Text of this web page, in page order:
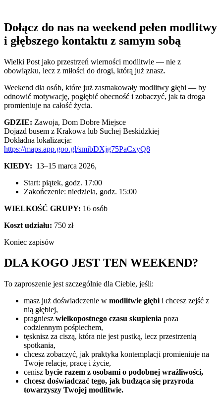
Dołącz do nas na weekend pełen modlitwy
i głębszego kontaktu z samym sobą
Wielki Post jako przestrzeń wierności modlitwie — nie z
obowiązku, lecz z miłości do drogi, którą już znasz.
Weekend dla osób, które już zasmakowały modlitwy głębi — by
odnowić motywację, pogłębić obecność i zobaczyć, jak ta droga
promieniuje na całość życia.
GDZIE: Zawoja, Dom Dobre Miejsce
Dojazd busem z Krakowa lub Suchej Beskidzkiej
Dokładna lokalizacja:
https://maps.app.goo.gl/smibDXjg75PaCxyQ8
KIEDY: 13–15 marca 2026,
Start: piątek, godz. 17:00
Zakończenie: niedziela, godz. 15:00
WIELKOŚĆ GRUPY: 16 osób
Koszt udziału: 750 zł
Koniec zapisów
DLA KOGO JEST TEN WEEKEND?
To zaproszenie jest szczególnie dla Ciebie, jeśli:
masz już doświadczenie w modlitwie głębi i chcesz zejść z
nią głębiej,
pragniesz wielkopostnego czasu skupienia poza
codziennym pośpiechem,
tęsknisz za ciszą, która nie jest pustką, lecz przestrzenią
spotkania,
chcesz zobaczyć, jak praktyka kontemplacji promieniuje na
Twoje relacje, pracę i życie,
cenisz bycie razem z osobami o podobnej wrażliwości,
chcesz doświadczać tego, jak budząca się przyroda
towarzyszy Twojej modlitwie.